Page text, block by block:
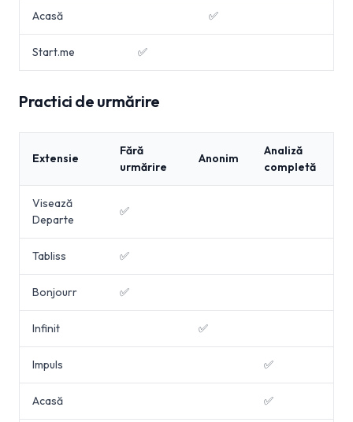
Acasă ✅
Start.me ✅
Practici de urmărire
Extensie
Fără
urmărire
Anonim
Analiză
completă
Visează
Departe
✅
Tabliss ✅
Bonjourr ✅
Infinit ✅
Impuls ✅
Acasă ✅